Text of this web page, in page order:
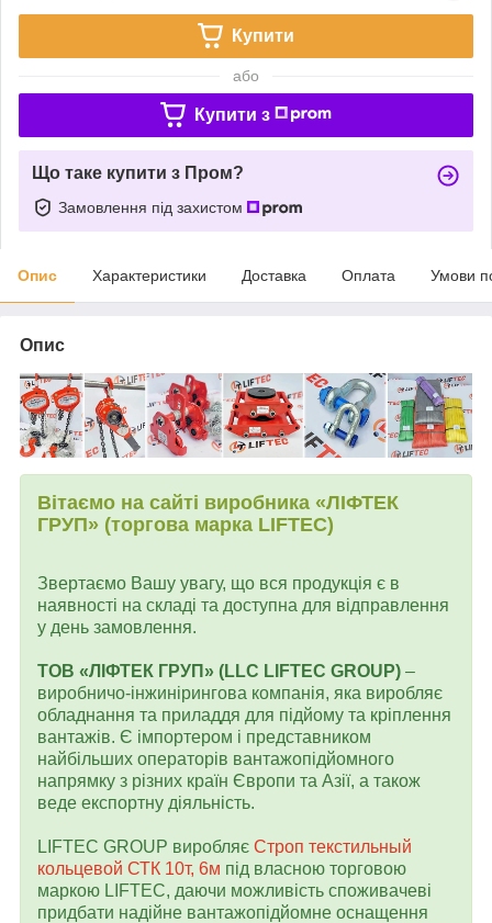
Купити
або
Купити з
Що таке купити з Пром?
Замовлення під захистом
Опис Характеристики Доставка Оплата Умови
Опис
Вітаємо на сайті виробника «ЛІФТЕК
ГРУП» (торгова марка LIFTEC)
Звертаємо Вашу увагу, що вся продукція є в
наявності на складі та доступна для відправлення
у день замовлення.
ТОВ «ЛІФТЕК ГРУП» (LLC LIFTEC GROUP) –
виробничо-інжинірингова компанія, яка виробляє
обладнання та приладдя для підйому та кріплення
вантажів. Є імпортером і представником
найбільших операторів вантажопідйомного
напрямку з різних країн Європи та Азії, а також
веде експортну діяльність.
LIFTEC GROUP виробляє Строп текстильный
кольцевой СТК 10т, 6м під власною торговою
маркою LIFTEC, даючи можливість споживачеві
придбати надійне вантажопідйомне оснащення